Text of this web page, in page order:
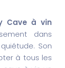
Cave à vin
dans
Son
à tous les